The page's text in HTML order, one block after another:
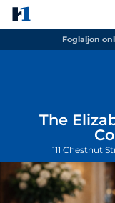
Foglaljon
The
111 Chestnut